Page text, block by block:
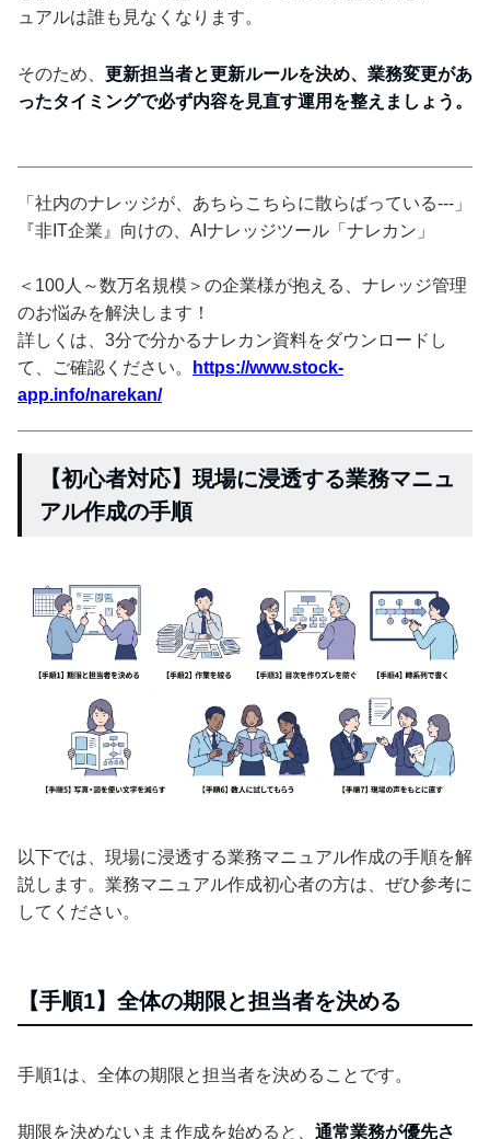
ュアルは誰も見なくなります。
そのため、 更新担当者と更新ルールを決め、業務変更があ
ったタイミングで必ず内容を見直す運用を整えましょう。
「社内のナレッジが、あちらこちらに散らばっている---」
『非IT企業』向けの、AIナレッジツール「ナレカン」
＜100人～数万名規模＞の企業様が抱える、ナレッジ管理
のお悩みを解決します！
詳しくは、3分で分かるナレカン資料をダウンロードし
て、ご確認ください。
https://www.stock-
app.info/narekan/
【初心者対応】現場に浸透する業務マニュ
アル作成の手順
以下では、現場に浸透する業務マニュアル作成の手順を解
説します。業務マニュアル作成初心者の方は、ぜひ参考に
してください。
【手順1】全体の期限と担当者を決める
手順1は、全体の期限と担当者を決めることです。
期限を決めないまま作成を始めると、 通常業務が優先さ